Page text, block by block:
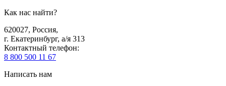
Как нас найти?
620027, Россия,
г. Екатеринбург, а/я 313
Контактный телефон:
8 800 500 11 67
Написать нам